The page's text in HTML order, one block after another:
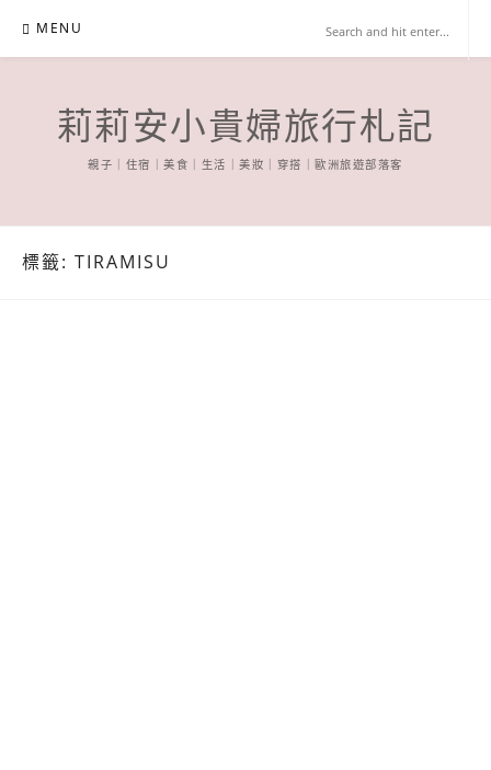
content
MENU
莉莉安小貴婦旅行札記
親子｜住宿｜美食｜生活｜美妝｜穿搭｜歐洲旅遊部落客
標籤: TIRAMISU